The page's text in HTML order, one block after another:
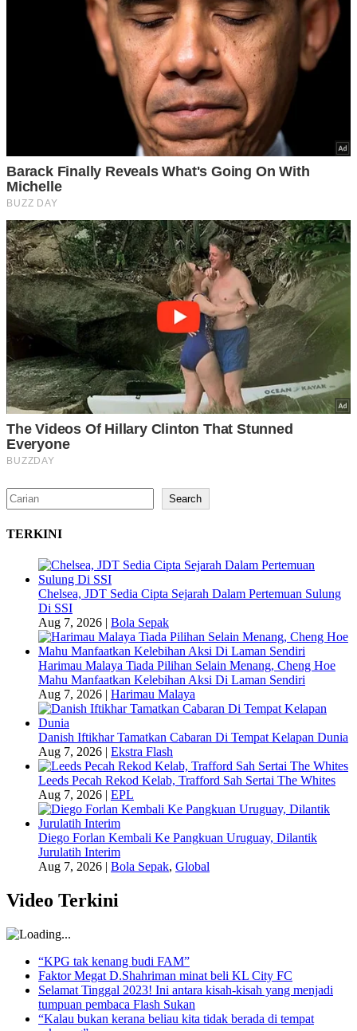
Search Search
TERKINI
Chelsea, JDT Sedia Cipta Sejarah Dalam Pertemuan Sulung
Di SSI
Aug 7, 2026 | Bola Sepak
Harimau Malaya Tiada Pilihan Selain Menang, Cheng Hoe
Mahu Manfaatkan Kelebihan Aksi Di Laman Sendiri
Aug 7, 2026 | Harimau Malaya
Danish Iftikhar Tamatkan Cabaran Di Tempat Kelapan Dunia
Aug 7, 2026 | Ekstra Flash
Leeds Pecah Rekod Kelab, Trafford Sah Sertai The Whites
Aug 7, 2026 | EPL
Diego Forlan Kembali Ke Pangkuan Uruguay, Dilantik
Jurulatih Interim
Aug 7, 2026 | Bola Sepak, Global
Video Terkini
“KPG tak kenang budi FAM”
Faktor Megat D.Shahriman minat beli KL City FC
Selamat Tinggal 2023! Ini antara kisah-kisah yang menjadi
tumpuan pembaca Flash Sukan
“Kalau bukan kerana beliau kita tidak berada di tempat